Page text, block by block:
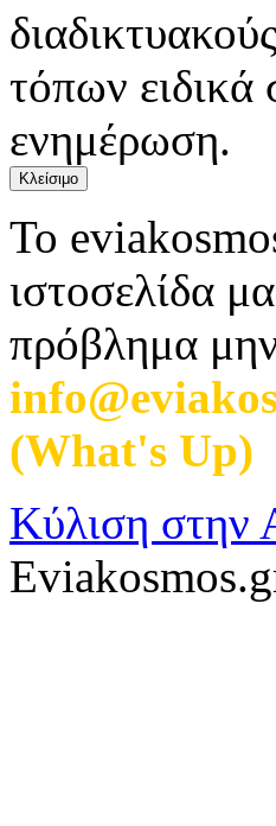
τόπων
ενημέρωση.
Κλείσιμο
Το
ιστοσελίδα
πρόβλημα μην
(What's Up)
Κύλιση στην